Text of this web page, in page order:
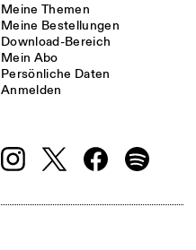
Meine Themen
Meine Bestellungen
Download-Bereich
Mein Abo
Persönliche Daten
Anmelden